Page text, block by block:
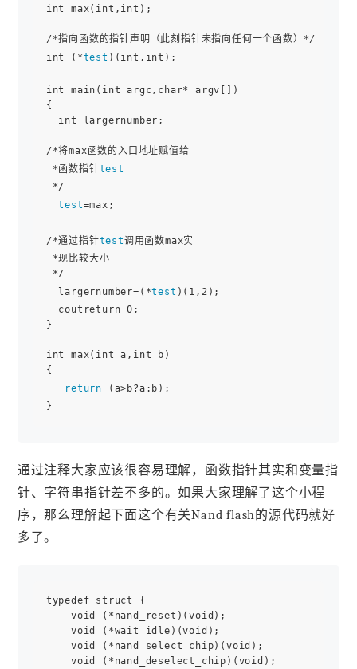
int max(int,int);
/*指向函数的指针声明（此刻指针未指向任何一个函数）*/
int (*test )(int,int);
int main(int argc,char* argv[])
{
int largernumber;
/*将max函数的入口地址赋值给
*函数指针test
*/
test=max;
/*通过指针test调用函数max实
*现比较大小
*/
largernumber=(*test )(1,2);
coutreturn 0;
}
int max(int a,int b)
{
return (a>b?a:b);
通过注释大家应该很容易理解，函数指针其实和变量指
针、字符串指针差不多的。如果大家理解了这个小程
序，那么理解起下面这个有关Nand flash的源代码就好
多了。
typedef struct {
void (*nand_reset)(void);
void (*wait_idle)(void);
void (*nand_select_chip)(void);
void (*nand_deselect_chip)(void);